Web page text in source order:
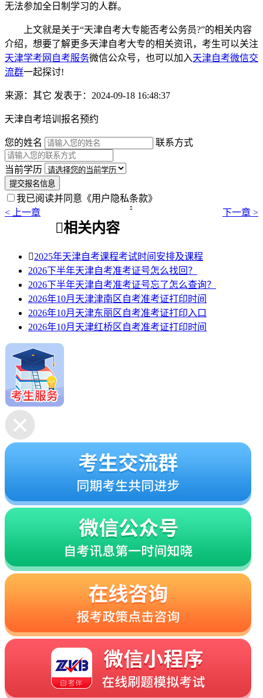
无法参加全日制学习的人群。
上文就是关于“天津自考大专能否考公务员?”的相关内容
介绍，想要了解更多天津自考大专的相关资讯，考生可以关注
天津学考网自考服务微信公众号，也可以加入天津自考微信交
流群一起探讨!
来源：其它 发表于：2024-09-18 16:48:37
天津自考培训报名预约
您的姓名 联系方式
当前学历
提交报名信息
我已阅读并同意 《用户隐私条款》
< 上一章
 下一章 >
相关内容
2025年天津自考课程考试时间安排及课程
2026下半年天津自考准考证号怎么找回？
2026下半年天津自考准考证号忘了怎么查询？
2026年10月天津津南区自考准考证打印时间
2026年10月天津东丽区自考准考证打印入口
2026年10月天津红桥区自考准考证打印时间